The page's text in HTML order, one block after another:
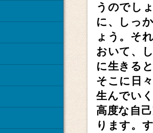
うのでし
に、しっ
ょう。そ
おいて、
に生きる
そこに日
生んでい
高度な自
ります。